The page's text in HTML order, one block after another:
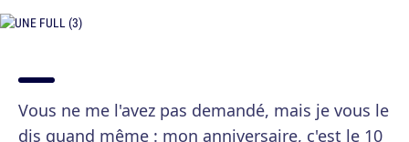
Vous ne me l'avez pas demandé, mais je vous le
dis quand même : mon anniversaire, c'est le 10